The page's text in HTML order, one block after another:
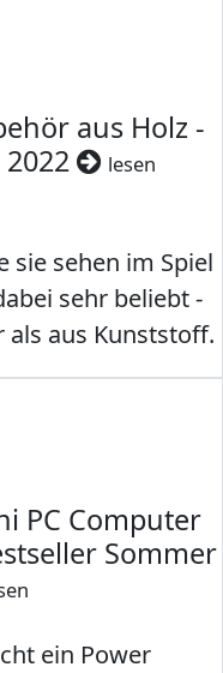
aus Holz -
lesen
sie sehen im Spiel
sehr beliebt -
als aus Kunststoff.
PC Computer
Sommer
ein Power